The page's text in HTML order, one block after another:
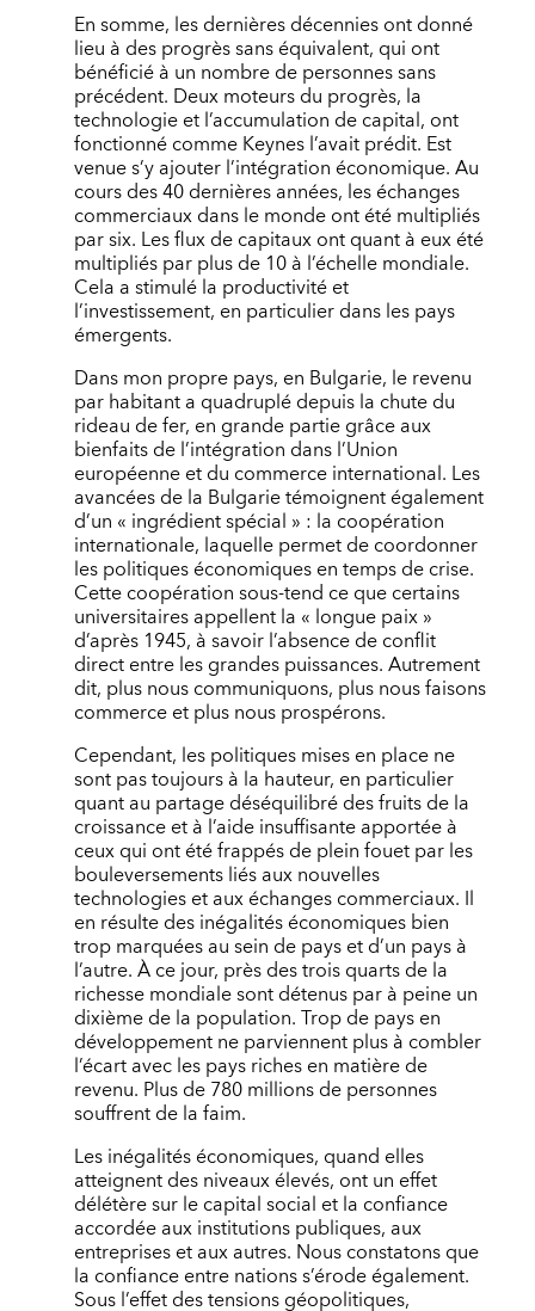
En somme, les dernières décennies ont donné
lieu à des progrès sans équivalent, qui ont
bénéficié à un nombre de personnes sans
précédent. Deux moteurs du progrès, la
technologie et l’accumulation de capital, ont
fonctionné comme Keynes l’avait prédit. Est
venue s’y ajouter l’intégration économique. Au
cours des 40 dernières années, les échanges
commerciaux dans le monde ont été multipliés
par six. Les flux de capitaux ont quant à eux été
multipliés par plus de 10 à l’échelle mondiale.
Cela a stimulé la productivité et
l’investissement, en particulier dans les pays
émergents.
Dans mon propre pays, en Bulgarie, le revenu
par habitant a quadruplé depuis la chute du
rideau de fer, en grande partie grâce aux
bienfaits de l’intégration dans l’Union
européenne et du commerce international. Les
avancées de la Bulgarie témoignent également
d’un « ingrédient spécial » : la coopération
internationale, laquelle permet de coordonner
les politiques économiques en temps de crise.
Cette coopération sous-tend ce que certains
universitaires appellent la « longue paix »
d’après 1945, à savoir l’absence de conflit
direct entre les grandes puissances. Autrement
dit, plus nous communiquons, plus nous faisons
commerce et plus nous prospérons.
Cependant, les politiques mises en place ne
sont pas toujours à la hauteur, en particulier
quant au partage déséquilibré des fruits de la
croissance et à l’aide insuffisante apportée à
ceux qui ont été frappés de plein fouet par les
bouleversements liés aux nouvelles
technologies et aux échanges commerciaux. Il
en résulte des inégalités économiques bien
trop marquées au sein de pays et d’un pays à
l’autre. À ce jour, près des trois quarts de la
richesse mondiale sont détenus par à peine un
dixième de la population. Trop de pays en
développement ne parviennent plus à combler
l’écart avec les pays riches en matière de
revenu. Plus de 780 millions de personnes
souffrent de la faim.
Les inégalités économiques, quand elles
atteignent des niveaux élevés, ont un effet
délétère sur le capital social et la confiance
accordée aux institutions publiques, aux
entreprises et aux autres. Nous constatons que
la confiance entre nations s’érode également.
Sous l’effet des tensions géopolitiques,